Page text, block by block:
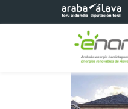
Saltar al contenido principal